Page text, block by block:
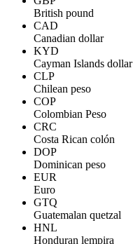
British pound
CAD
Canadian dollar
KYD
Cayman Islands dollar
CLP
Chilean peso
COP
Colombian Peso
CRC
Costa Rican colón
DOP
Dominican peso
EUR
Euro
GTQ
Guatemalan quetzal
HNL
Honduran lempira